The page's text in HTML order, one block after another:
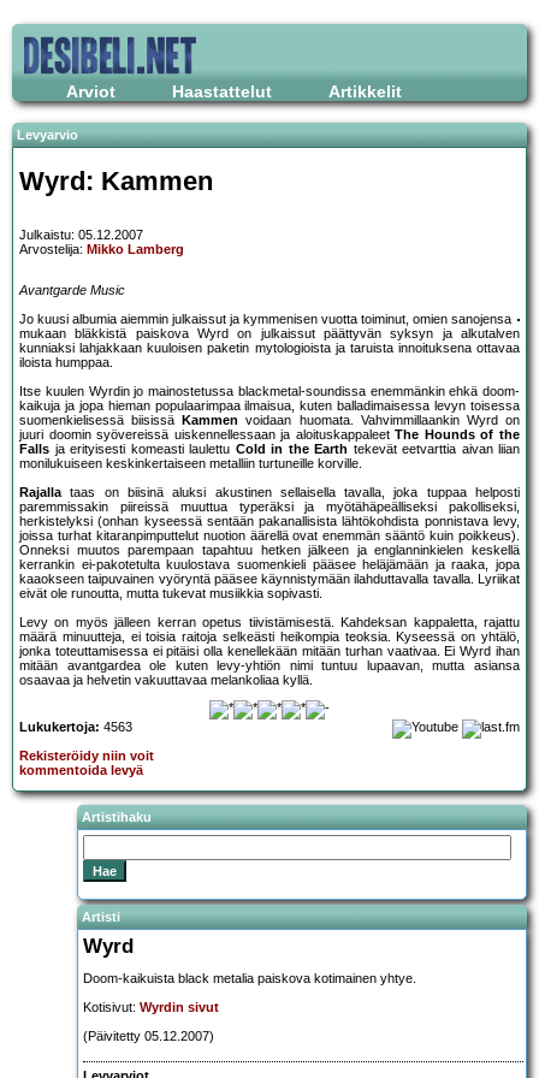
Arviot Haastattelut Artikkelit
Levyarvio
Wyrd: Kammen
Julkaistu: 05.12.2007
Arvostelija: Mikko Lamberg
Avantgarde Music
Jo kuusi albumia aiemmin julkaissut ja kymmenisen vuotta toiminut, omien sanojensa
mukaan bläkkistä paiskova Wyrd on julkaissut päättyvän syksyn ja alkutalven
kunniaksi lahjakkaan kuuloisen paketin mytologioista ja taruista innoituksena ottavaa
iloista humppaa.
Itse kuulen Wyrdin jo mainostetussa blackmetal-soundissa enemmänkin ehkä doom-
kaikuja ja jopa hieman populaarimpaa ilmaisua, kuten balladimaisessa levyn toisessa
suomenkielisessä biisissä
Kammen voidaan huomata. Vahvimmillaankin Wyrd on
juuri doomin syövereissä uiskennellessaan ja aloituskappaleetThe Hounds of the
Falls ja erityisesti komeasti laulettu Cold in the Earth tekevät eetvarttia aivan liian
monilukuiseen keskinkertaiseen metalliin turtuneille korville.
Rajallataas on biisinä aluksi akustinen sellaisella tavalla, joka tuppaa helposti
paremmissakin piireissä muuttua typeräksi ja myötähäpeälliseksi pakolliseksi,
herkistelyksi (onhan kyseessä sentään pakanallisista lähtökohdista ponnistava levy,
joissa turhat kitaranpimputtelut nuotion äärellä ovat enemmän sääntö kuin poikkeus).
Onneksi muutos parempaan tapahtuu hetken jälkeen ja englanninkielen keskellä
kerrankin ei-pakotetulta kuulostava suomenkieli pääsee heläjämään ja raaka, jopa
kaaokseen taipuvainen vyöryntä pääsee käynnistymään ilahduttavalla tavalla. Lyriikat
eivät ole runoutta, mutta tukevat musiikkia sopivasti.
Levy on myös jälleen kerran opetus tiivistämisestä. Kahdeksan kappaletta, rajattu
määrä minuutteja, ei toisia raitoja selkeästi heikompia teoksia. Kyseessä on yhtälö,
jonka toteuttamisessa ei pitäisi olla kenellekään mitään turhan vaativaa. Ei Wyrd ihan
mitään avantgardea ole kuten levy-yhtiön nimi tuntuu lupaavan, mutta asiansa
osaavaa ja helvetin vakuuttavaa melankoliaa kyllä.
Lukukertoja: 4563
Rekisteröidy niin voit
kommentoida levyä
Artistihaku
Artisti
Wyrd
Doom-kaikuista black metalia paiskova kotimainen yhtye.
Kotisivut: Wyrdin sivut
(Päivitetty 05.12.2007)